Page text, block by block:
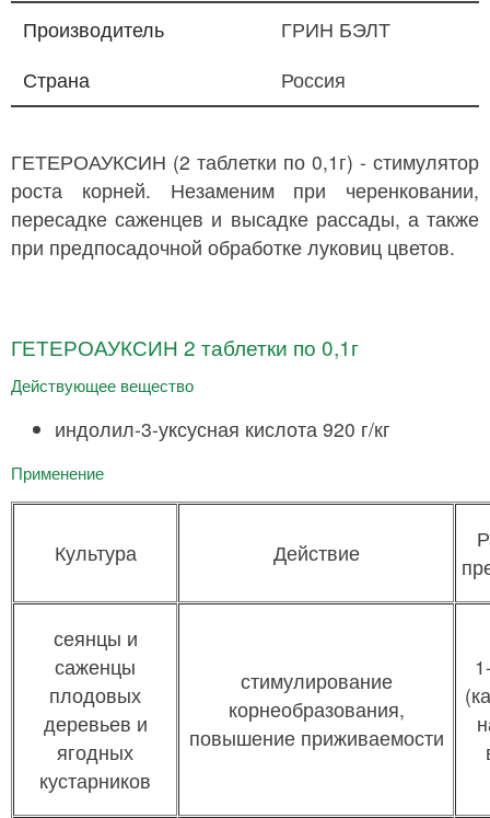
Производитель
ГРИН БЭЛТ
Страна
Россия
ГЕТЕРОАУКСИН (2 таблетки по 0,1г) - стимулятор
роста корней. Незаменим при черенковании,
пересадке саженцев и высадке рассады, а также
при предпосадочной обработке луковиц цветов.
ГЕТЕРОАУКСИН 2 таблетки по 0,1г
Действующее вещество
индолил-3-уксусная кислота 920 г/кг
Применение
Культура Действие
сеянцы и
саженцы
плодовых
деревьев и
ягодных
кустарников
стимулирование
корнеобразования,
повышение приживаемости